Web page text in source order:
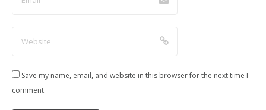
Save my name, email, and website in this browser for the next time I
comment.